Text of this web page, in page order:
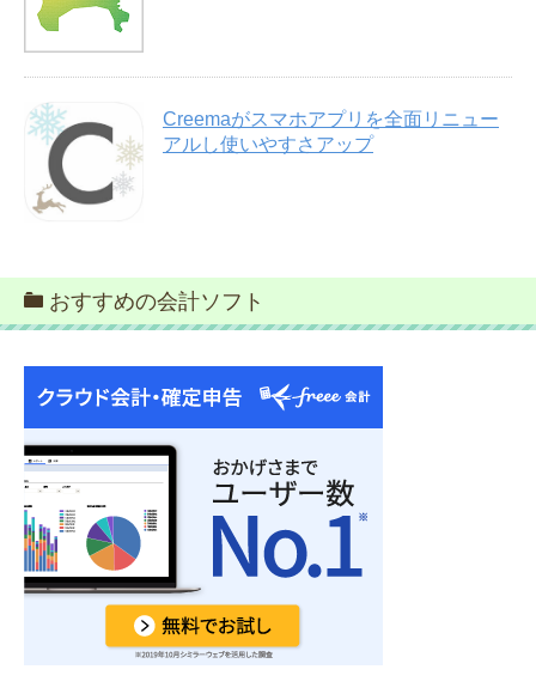
Creemaがスマホアプリを全面リニュー
アルし使いやすさアップ
おすすめの会計ソフト